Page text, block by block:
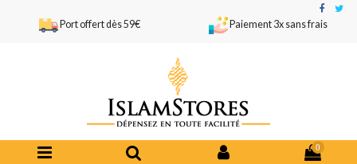
Port offert dès 59€ Paiement 3x sans frais
0